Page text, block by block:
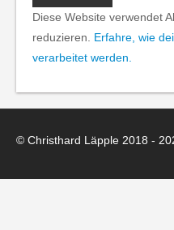
Diese Website verwendet
reduzieren. Erfahre, wie
verarbeitet werden.
© Christhard Läpple 2018 -